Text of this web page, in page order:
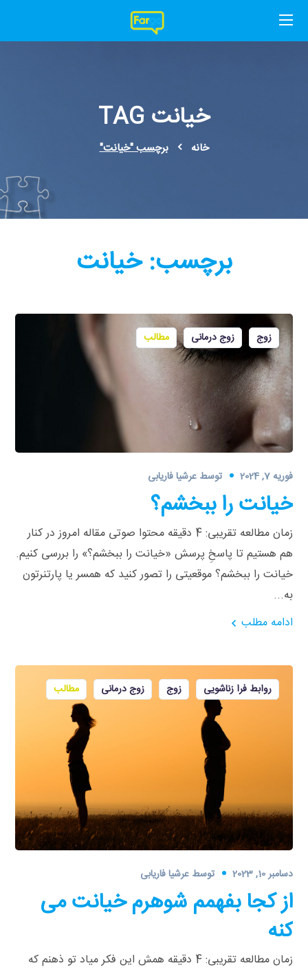
خیانت TAG
خانه برچسب "خیانت"
برچسب:خیانت
زوج زوج درمانی مطالب
فوریه 7, 2024 توسطعرشیا فاریابی
خیانت را ببخشم؟
زمان مطالعه تقریبی: 4 دقیقه محتوا صوتی مقاله امروز در کنار
هم هستیم تا پاسخِ پرسش «خیانت را ببخشم؟» را بررسی کنیم.
خیانت را ببخشم؟ موقعیتی را تصور کنید که همسر یا پارتنرتون
به...
ادامه مطلب
روابط فرا زناشویی زوج زوج درمانی مطالب
دسامبر 10, 2023 توسطعرشیا فاریابی
از کجا بفهمم شوهرم خیانت می
کنه
زمان مطالعه تقریبی: 4 دقیقه همش این فکر میاد تو ذهنم که